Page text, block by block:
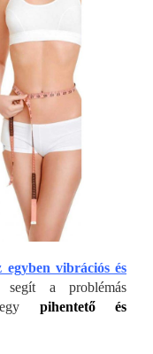
egyben vibrációs és
a problémás
egy pihentető és